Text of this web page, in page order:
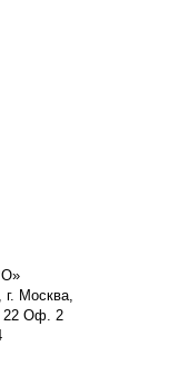
г. Москва,
22 Оф. 2